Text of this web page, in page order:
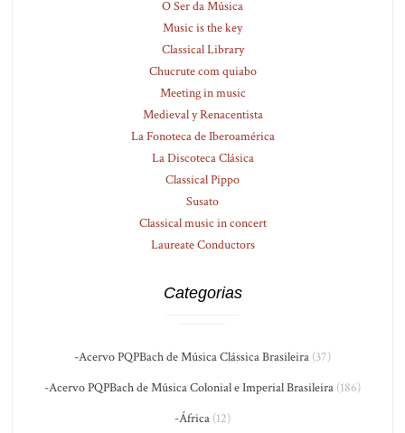
O Ser da Música
Music is the key
Classical Library
Chucrute com quiabo
Meeting in music
Medieval y Renacentista
La Fonoteca de Iberoamérica
La Discoteca Clásica
Classical Pippo
Susato
Classical music in concert
Laureate Conductors
Categorias
-Acervo PQPBach de Música Clássica Brasileira (37)
-Acervo PQPBach de Música Colonial e Imperial Brasileira (186)
-África (12)